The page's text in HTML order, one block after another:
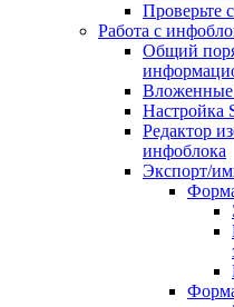
Проверьте
Работа с
Общий
Вложенные
Настройка
Редактор
инфоблока
Экспорт/